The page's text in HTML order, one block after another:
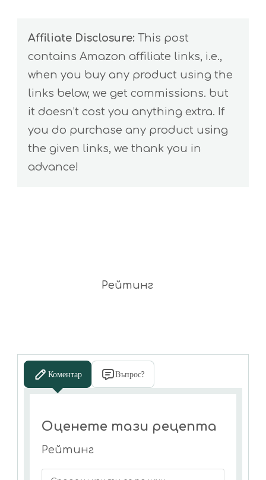
Affiliate Disclosure: This post
contains Amazon affiliate links, i.e.,
when you buy any product using the
links below, we get commissions. but
it doesn’t cost you anything extra. If
you do purchase any product using
the given links, we thank you in
advance!
Рейтинг
Коментар Въпрос?
Оценете тази рецепта
Рейтинг